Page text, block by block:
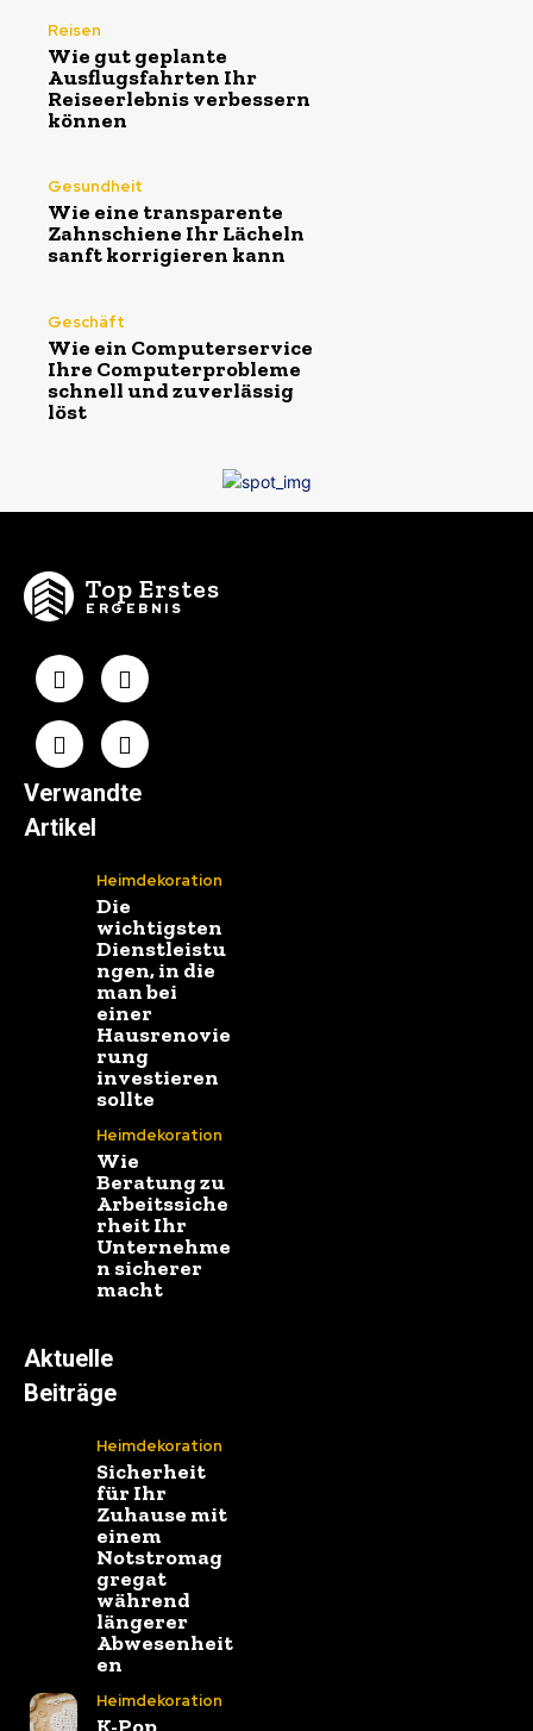
Reisen
Wie gut geplante
Ausflugsfahrten Ihr
Reiseerlebnis verbessern
können
Gesundheit
Wie eine transparente
Zahnschiene Ihr Lächeln
sanft korrigieren kann
Geschäft
Wie ein Computerservice
Ihre Computerprobleme
schnell und zuverlässig
löst
Top Erstes
ERGEBNIS
Verwandte
Artikel
Heimdekoration
Die
wichtigsten
Dienstleistu
ngen, in die
man bei
einer
Hausrenovie
rung
investieren
sollte
Heimdekoration
Wie
Beratung zu
Arbeitssiche
rheit Ihr
Unternehme
n sicherer
macht
Aktuelle
Beiträge
Heimdekoration
Sicherheit
für Ihr
Zuhause mit
einem
Notstromag
gregat
während
längerer
Abwesenheit
en
Heimdekoration